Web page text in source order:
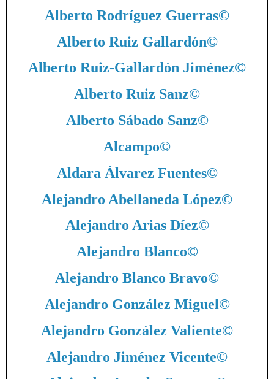
Alberto Rodríguez Guerras©
Alberto Ruiz Gallardón©
Alberto Ruiz-Gallardón Jiménez©
Alberto Ruiz Sanz©
Alberto Sábado Sanz©
Alcampo©
Aldara Álvarez Fuentes©
Alejandro Abellaneda López©
Alejandro Arias Díez©
Alejandro Blanco©
Alejandro Blanco Bravo©
Alejandro González Miguel©
Alejandro González Valiente©
Alejandro Jiménez Vicente©